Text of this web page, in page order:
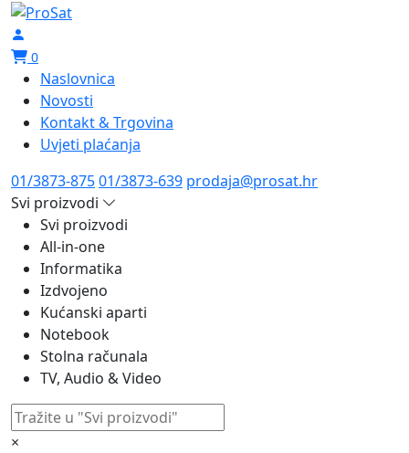
0
Naslovnica
Novosti
Kontakt & Trgovina
Uvjeti plaćanja
01/3873-87501/3873-639 prodaja@prosat.hr
Svi proizvodi
Svi proizvodi
All-in-one
Informatika
Izdvojeno
Kućanski aparti
Notebook
Stolna računala
TV, Audio & Video
×